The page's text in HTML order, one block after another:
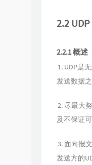
2.2 UDP
2.2.1 概述
UDP是
发送数据
尽最大
及不保证
面向报文
发送方的